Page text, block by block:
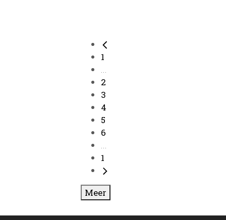
1
...
2
3
4
5
6
...
1
Meer